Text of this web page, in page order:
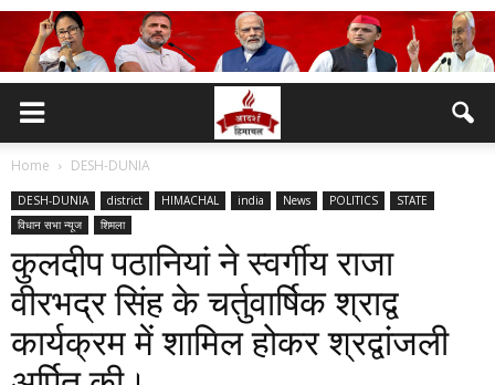
Home DESH-DUNIA
DESH-DUNIA district HIMACHAL india News POLITICS
STATE
विधान सभा न्यूज
शिमला
कुलदीप पठानियां ने स्वर्गीय राजा
वीरभद्र सिंह के चर्तुवार्षिक श्राद्व
कार्यक्रम में शामिल होकर श्रद्वांजली